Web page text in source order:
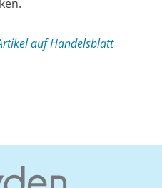
auf Handelsblatt